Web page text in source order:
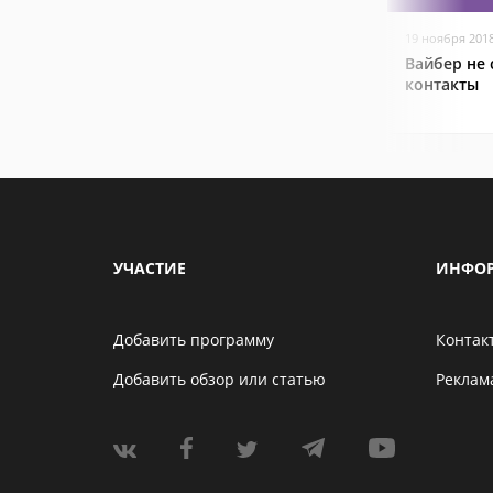
19 ноября
Вайбер не
контакты
УЧАСТИЕ
Добавить программу
Добавить обзор или статью